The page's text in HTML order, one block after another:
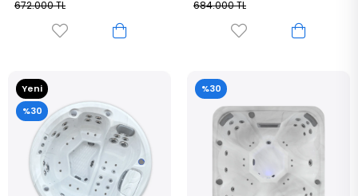
672.000 TL 684.000 TL
Yeni
Ürün
%30
%30